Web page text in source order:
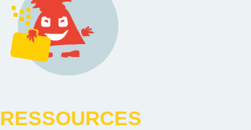
RESSOURCES